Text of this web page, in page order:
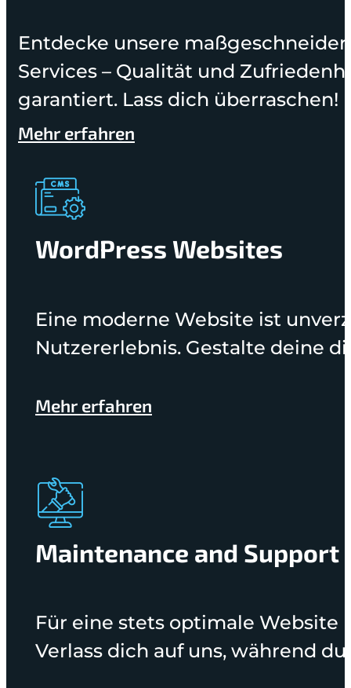
Entdecke unsere
Services – Qualität und
garantiert. Lass dich überraschen!
Mehr erfahren
WordPress Websites
Eine moderne Website ist
Nutzererlebnis. Gestalte deine
Mehr erfahren
Maintenance and Support
Für eine stets optimale Website
Verlass dich auf uns, während